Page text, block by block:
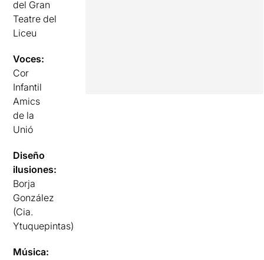
del Gran
Teatre del
Liceu
Voces:
Cor
Infantil
Amics
de la
Unió
Diseño
ilusiones:
Borja
González
(Cia.
Ytuquepintas)
Música: